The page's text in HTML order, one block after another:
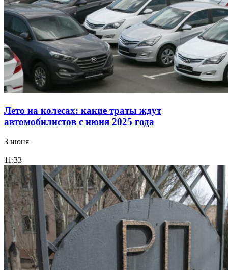
Лето на колесах: какие траты ждут
автомобилистов с июня 2025 года
3 июня
11:33